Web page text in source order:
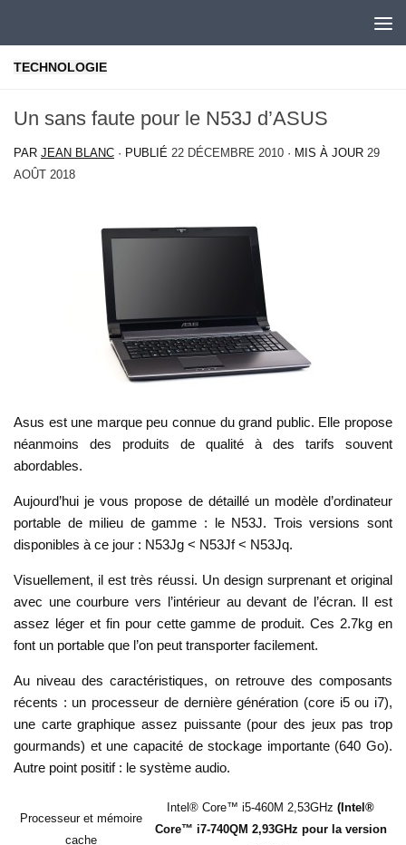
TECHNOLOGIE
Un sans faute pour le N53J d’ASUS
PAR JEAN BLANC · PUBLIÉ 22 DÉCEMBRE 2010 · MIS À JOUR 29
AOÛT 2018
Asus est une marque peu connue du grand public. Elle propose
néanmoins des produits de qualité à des tarifs souvent
abordables.
Aujourd’hui je vous propose de détaillé un modèle d’ordinateur
portable de milieu de gamme : le N53J. Trois versions sont
disponibles à ce jour : N53Jg < N53Jf < N53Jq.
Visuellement, il est très réussi. Un design surprenant et original
avec une courbure vers l’intérieur au devant de l’écran. Il est
assez léger et fin pour cette gamme de produit. Ces 2.7kg en
font un portable que l’on peut transporter facilement.
Au niveau des caractéristiques, on retrouve des composants
récents : un processeur de dernière génération (core i5 ou i7),
une carte graphique assez puissante (pour des jeux pas trop
gourmands) et une capacité de stockage importante (640 Go).
Autre point positif : le système audio.
Processeur et mémoire
cache
Intel® Core™ i5-460M 2,53GHz (Intel®
Core™ i7-740QM 2,93GHz pour la version